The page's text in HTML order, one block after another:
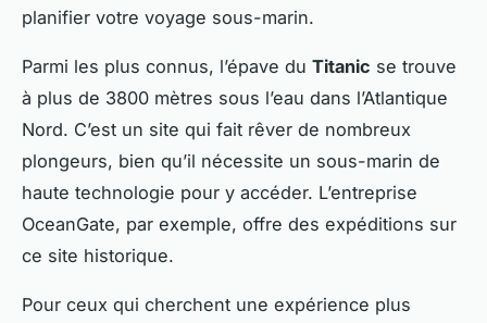
planifier votre voyage sous-marin.
Parmi les plus connus, l’épave du Titanic se trouve
à plus de 3800 mètres sous l’eau dans l’Atlantique
Nord. C’est un site qui fait rêver de nombreux
plongeurs, bien qu’il nécessite un sous-marin de
haute technologie pour y accéder. L’entreprise
OceanGate, par exemple, offre des expéditions sur
ce site historique.
Pour ceux qui cherchent une expérience plus